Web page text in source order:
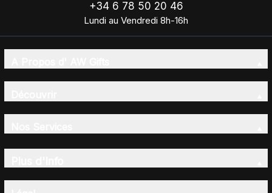
+34 6 78 50 20 46
Lundi au Vendredi 8h-16h